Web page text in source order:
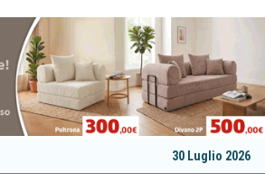
30 Luglio 2026